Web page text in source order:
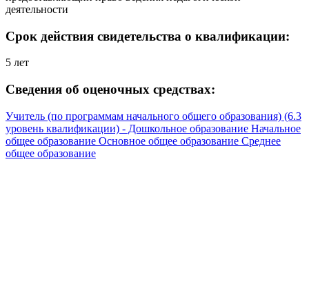
деятельности
Срок действия свидетельства о квалификации:
5 лет
Сведения об оценочных средствах:
Учитель (по программам начального общего образования) (6.3
уровень квалификации) - Дошкольное образование Начальное
общее образование Основное общее образование Среднее
общее образование